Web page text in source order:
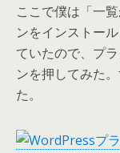
ここで僕は「一
ンをインストー
ていたので、プ
ンを押してみた
た。